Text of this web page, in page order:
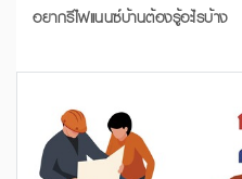
อยากรีไฟแนนซ์บ้านต้องรู้อะไรบ้าง